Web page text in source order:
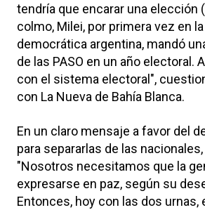
tendría que encarar una elección
colmo, Milei, por primera vez en
democrática argentina, mandó
de las PASO en un año electoral.
con el sistema electoral",
con La Nueva de Bahía Blanca.
En un claro mensaje a favor del
para separarlas de las
"Nosotros necesitamos que la
expresarse en paz, según su
Entonces, hoy con las dos urnas,